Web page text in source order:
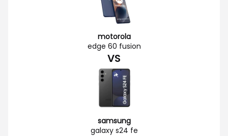
motorola
edge 60 fusion
VS
samsung
galaxy s24 fe